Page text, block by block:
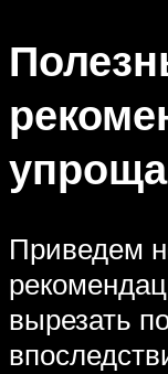
Приведем
вырезать